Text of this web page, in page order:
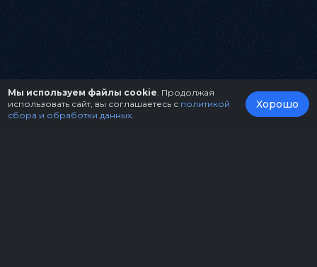
Мы используем файлы cookie . Продолжая
использовать сайт, вы соглашаетесь с политикой
сбора и обработки данных
Хорошо